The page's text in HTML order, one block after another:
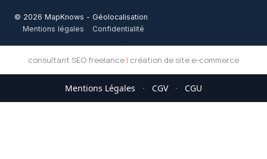
© 2026 MapKnows - Géolocalisation
Mentions légales
Confidentialité
consultant SEO freelance | création de site e-commerce
Mentions Légales · CGV · CGU